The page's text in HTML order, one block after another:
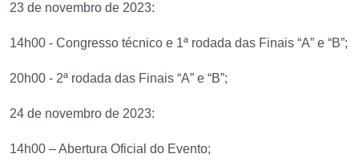
23 de novembro de 2023:
14h00 - Congresso técnico e 1ª rodada das Finais “A” e “B”;
20h00 - 2ª rodada das Finais “A” e “B”;
24 de novembro de 2023:
14h00 – Abertura Oficial do Evento;